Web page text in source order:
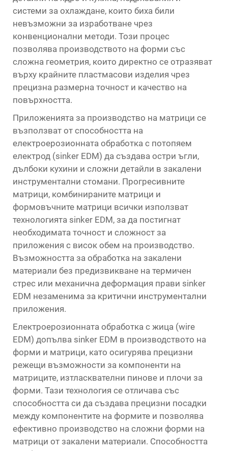
системи за охлаждане, които биха били
невъзможни за изработване чрез
конвенционални методи. Този процес
позволява производството на форми със
сложна геометрия, които директно се отразяват
върху крайните пластмасови изделия чрез
прецизна размерна точност и качество на
повърхността.
Приложенията за производство на матрици се
възползват от способността на
електроерозионната обработка с потопяем
електрод (sinker EDM) да създава остри ъгли,
дълбоки кухини и сложни детайли в закалени
инструментални стомани. Прогресивните
матрици, комбинираните матрици и
формовъчните матрици всички използват
технологията sinker EDM, за да постигнат
необходимата точност и сложност за
приложения с висок обем на производство.
Възможността за обработка на закалени
материали без предизвикване на термичен
стрес или механична деформация прави sinker
EDM незаменима за критични инструментални
приложения.
Електроерозионната обработка с жица (wire
EDM) допълва sinker EDM в производството на
форми и матрици, като осигурява прецизни
режещи възможности за компоненти на
матриците, изтласквателни пинове и плочи за
форми. Тази технология се отличава със
способността си да създава прецизни посадки
между компонентите на формите и позволява
ефективно производство на сложни форми на
матрици от закалени материали. Способността